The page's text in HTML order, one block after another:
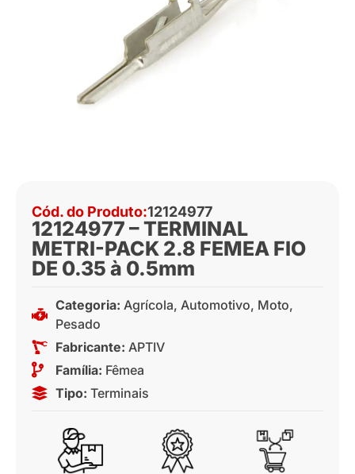
Cód. do Produto:12124977
12124977 – TERMINAL
METRI-PACK 2.8 FEMEA FIO
DE 0.35 à 0.5mm
Categoria: Agrícola, Automotivo, Moto,
Pesado
Fabricante: APTIV
Família: Fêmea
Tipo: Terminais